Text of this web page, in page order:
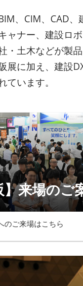
、CIM、CAD
ャナー、建設ロ
・土木などが製
展に加え、建設
ています。
】来場のご
のご来場はこちら